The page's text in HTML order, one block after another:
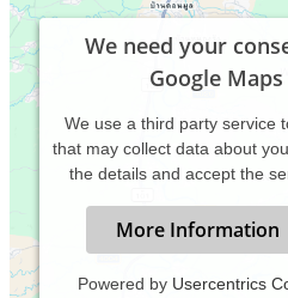
We need your
Google
We use a third party service
that may collect data about
the details and accept the
More Information
Powered by Usercentrics